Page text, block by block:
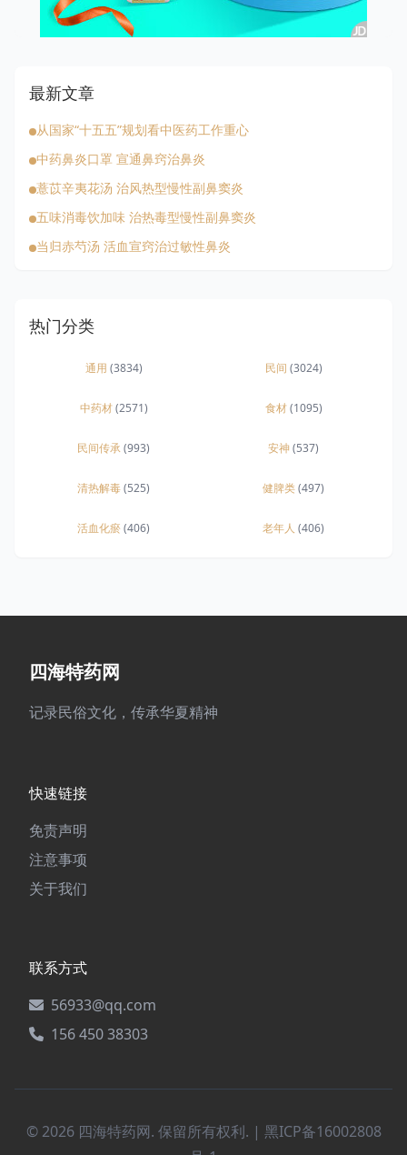
最新文章
从国家“十五五”规划看中医药工作重心
中药鼻炎口罩 宣通鼻窍治鼻炎
薏苡辛夷花汤 治风热型慢性副鼻窦炎
五味消毒饮加味 治热毒型慢性副鼻窦炎
当归赤芍汤 活血宣窍治过敏性鼻炎
热门分类
通用 (3834) 民间 (3024)
中药材(2571) 食材(1095)
民间传承(993) 安神(537)
清热解毒(525) 健脾类(497)
活血化瘀(406) 老年人 (406)
四海特药网
记录民俗文化，传承华夏精神
快速链接
免责声明
注意事项
关于我们
联系方式
56933@qq.com
156 450 38303
© 2026 四海特药网. 保留所有权利. | 黑ICP备16002808